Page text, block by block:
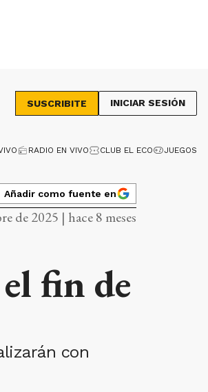
SUSCRIBITE INICIAR SESIÓN
RADIO EN VIVO CLUB EL ECO JUEGOS
Añadir como fuente en
de 2025 | hace 8 meses
fin de
con